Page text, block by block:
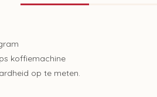
koffiemachine
op te meten.